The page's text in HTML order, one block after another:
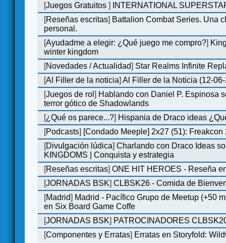
[Juegos Gratuitos]
INTERNATIONAL
[Reseñas escritas] Battalion Combat Series. Una
personal.
[Ayudadme a elegir: ¿Qué juego me compro?]
winter kingdom
[Novedades / Actualidad] Star Realms Infinite
[Al Filler de la noticia]Al Filler de la Noticia (12-
[Juegos de rol] Hablando con Daniel P. Espinosa
terror gótico de Shadowlands
[¿Qué os parece...?] Hispania de Draco ideas
[Podcasts] [Condado Meeple] 2x27 (51): Freakcon
[Divulgación lúdica]Charlando con Draco Ideas
KINGDOMS | Conquista y estrategia
[Reseñas escritas]ONE HIT HEROES - Reseña
[JORNADAS BSK]CLBSK26 - Comida de
[Madrid] Madrid - Pacífico Grupo de Meetup (+50
en Six Board Game Coffe
[JORNADAS BSK] PATROCINADORES
[Componentes y Erratas] Erratas en Storyfold: